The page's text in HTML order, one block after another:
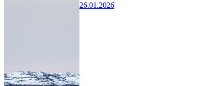
26.01.2026